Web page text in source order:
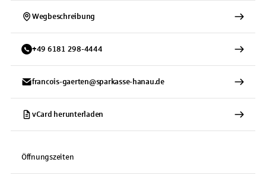
Wegbeschreibung
+49 6181 298-4444
francois-gaerten@sparkasse-hanau.de
vCard herunterladen
Öffnungszeiten